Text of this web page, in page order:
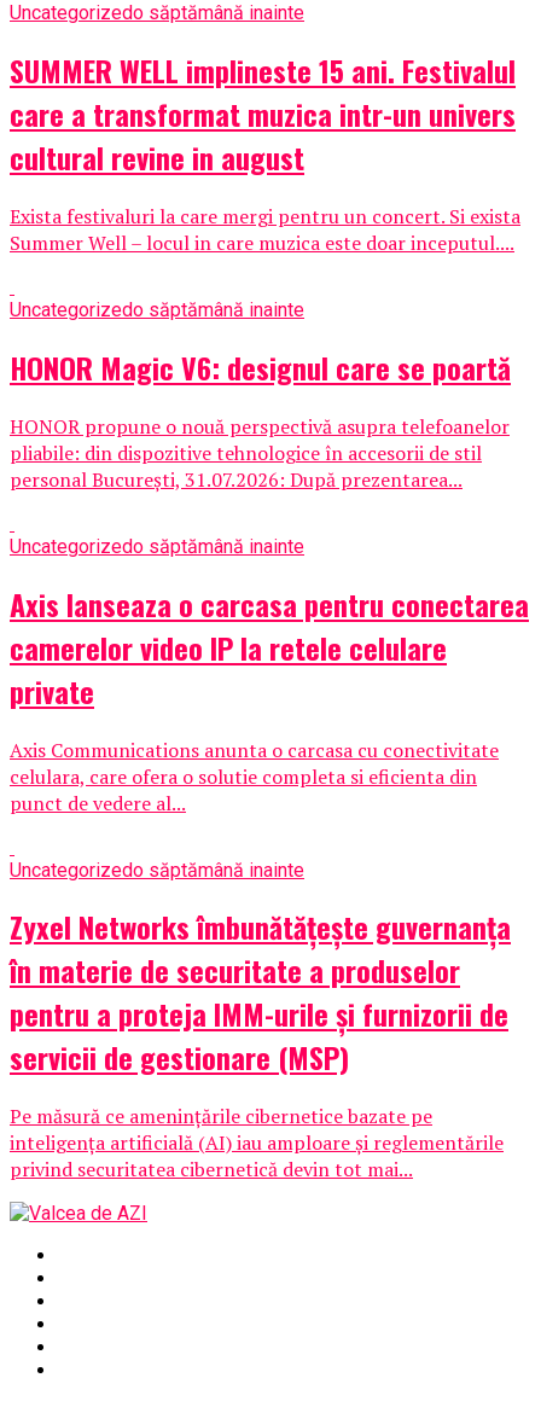
Uncategorizedo săptămână inainte
SUMMER WELL implineste 15 ani. Festivalul
care a transformat muzica intr-un univers
cultural revine in august
Exista festivaluri la care mergi pentru un concert. Si exista
Summer Well – locul in care muzica este doar inceputul....
Uncategorizedo săptămână inainte
HONOR Magic V6: designul care se poartă
HONOR propune o nouă perspectivă asupra telefoanelor
pliabile: din dispozitive tehnologice în accesorii de stil
personal București, 31.07.2026: După prezentarea...
Uncategorizedo săptămână inainte
Axis lanseaza o carcasa pentru conectarea
camerelor video IP la retele celulare
private
Axis Communications anunta o carcasa cu conectivitate
celulara, care ofera o solutie completa si eficienta din
punct de vedere al...
Uncategorizedo săptămână inainte
Zyxel Networks îmbunătățește guvernanța
în materie de securitate a produselor
pentru a proteja IMM-urile și furnizorii de
servicii de gestionare (MSP)
Pe măsură ce amenințările cibernetice bazate pe
inteligența artificială (AI) iau amploare și reglementările
privind securitatea cibernetică devin tot mai...